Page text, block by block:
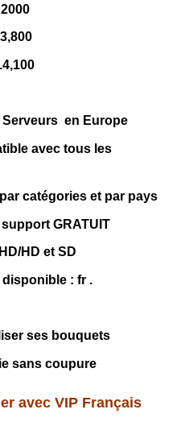
en Europe
avec tous les
catégories et par pays
GRATUIT
HD et SD
: fr .
ses bouquets
sans coupure
avec VIP Français